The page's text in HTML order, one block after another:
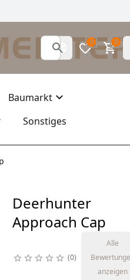
0 0
Baumarkt
Sonstiges
Deerhunter
Approach Cap
0
Alle
anzeigen